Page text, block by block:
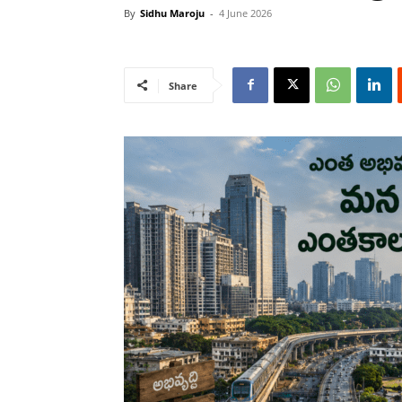
By Sidhu Maroju - 4 June 2026
Share